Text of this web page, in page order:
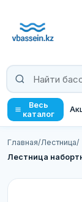
Весь
каталог
Главная/Лестница/
Лестница